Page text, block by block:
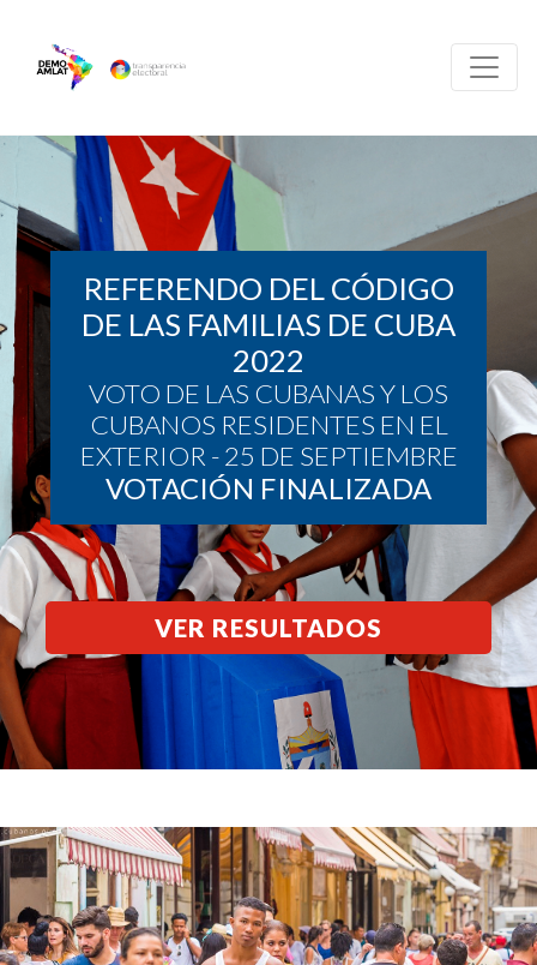
REFERENDO DEL CÓDIGO
DE LAS FAMILIAS DE CUBA
2022
VOTO DE LAS CUBANAS Y LOS
CUBANOS RESIDENTES EN EL
EXTERIOR - 25 DE SEPTIEMBRE
VOTACIÓN FINALIZADA
VER RESULTADOS